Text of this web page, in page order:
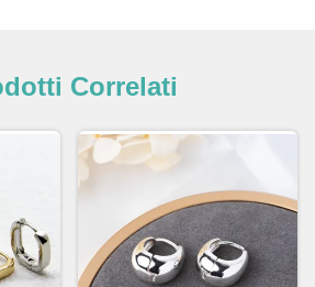
Correlati